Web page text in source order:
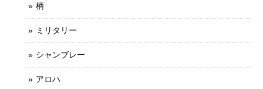
柄
ミリタリー
シャンブレー
アロハ